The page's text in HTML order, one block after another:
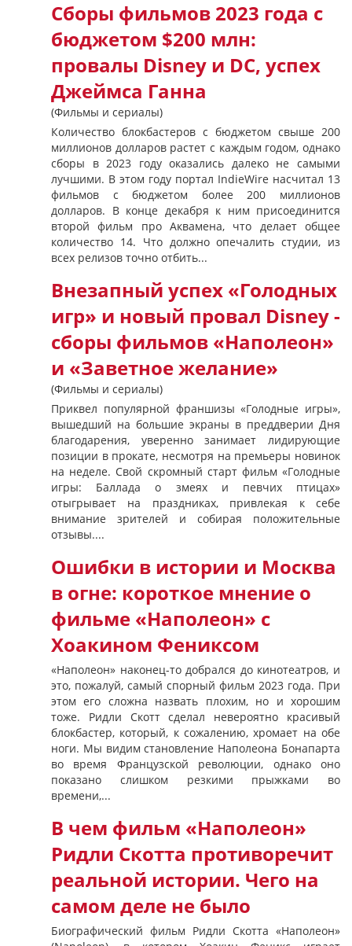
Сборы фильмов 2023 года с
бюджетом $200 млн:
провалы Disney и DC, успех
Джеймса Ганна
(Фильмы и сериалы)
Количество блокбастеров с бюджетом свыше 200
миллионов долларов растет с каждым годом, однако
сборы в 2023 году оказались далеко не самыми
лучшими. В этом году портал IndieWire насчитал 13
фильмов с бюджетом более 200 миллионов
долларов. В конце декабря к ним присоединится
второй фильм про Аквамена, что делает общее
количество 14. Что должно опечалить студии, из
всех релизов точно отбить...
Внезапный успех «Голодных
игр» и новый провал Disney -
сборы фильмов «Наполеон»
и «Заветное желание»
(Фильмы и сериалы)
Приквел популярной франшизы «Голодные игры»,
вышедший на большие экраны в преддверии Дня
благодарения, уверенно занимает лидирующие
позиции в прокате, несмотря на премьеры новинок
на неделе. Свой скромный старт фильм «Голодные
игры: Баллада о змеях и певчих птицах»
отыгрывает на праздниках, привлекая к себе
внимание зрителей и собирая положительные
отзывы....
Ошибки в истории и Москва
в огне: короткое мнение о
фильме «Наполеон» с
Хоакином Фениксом
«Наполеон» наконец-то добрался до кинотеатров, и
это, пожалуй, самый спорный фильм 2023 года. При
этом его сложна назвать плохим, но и хорошим
тоже. Ридли Скотт сделал невероятно красивый
блокбастер, который, к сожалению, хромает на обе
ноги. Мы видим становление Наполеона Бонапарта
во время Французской революции, однако оно
показано слишком резкими прыжками во
времени,...
В чем фильм «Наполеон»
Ридли Скотта противоречит
реальной истории. Чего на
самом деле не было
Биографический фильм Ридли Скотта «Наполеон»